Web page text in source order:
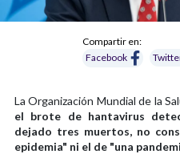
Compartir en:
Facebook
La Organización Mundial de la
el brote de hantavirus
dejado tres muertos, no
epidemia" ni el de "una